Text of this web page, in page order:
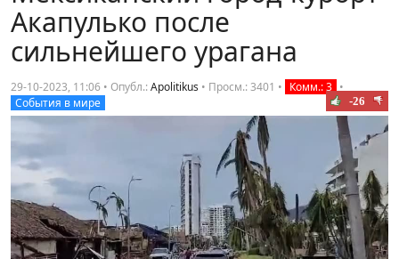
Акапулько после
сильнейшего урагана
29-10-2023, 11:06 • Опубл.:Apolitikus • Просм.: 3401 • Комм.: 3 •
События в мире
-26